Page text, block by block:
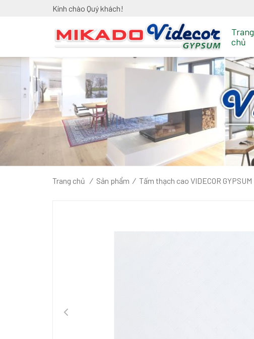
Kính chào Quý khách!
Trang
chủ
Trang chủ / Sản phẩm / Tấm thạch cao VIDECOR GYPSUM